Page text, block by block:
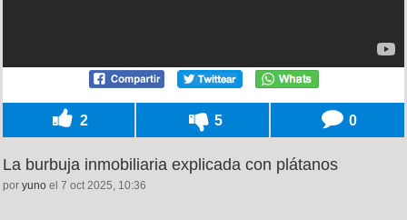
2 5 0
La burbuja inmobiliaria explicada con plátanos
por yuno el 7 oct 2025, 10:36